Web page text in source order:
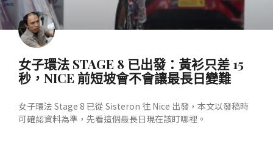
女子環法 STAGE 8 已出發：黃衫只差 15
秒，NICE 前短坡會不會讓最長日變難
女子環法 Stage 8 已從 Sisteron 往 Nice 出發，本文以發稿時
可確認資料為準，先看這個最長日現在該盯哪裡。